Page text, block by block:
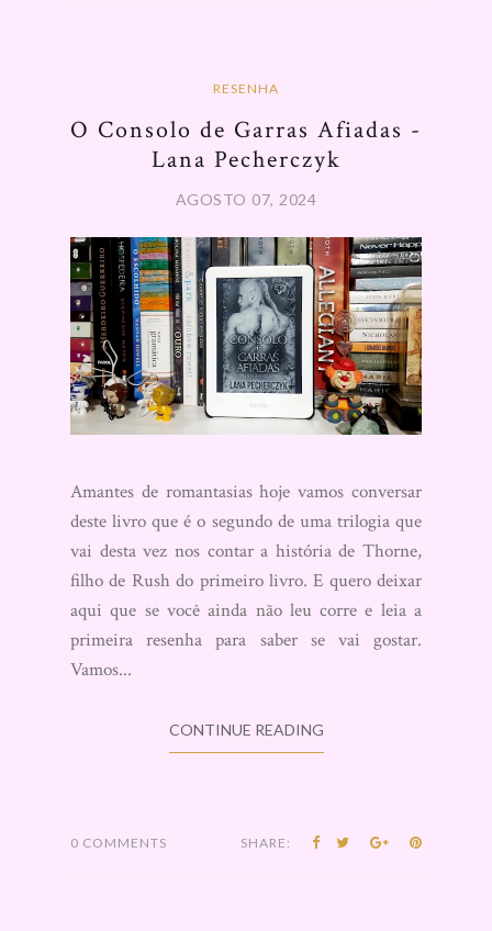
RESENHA
O Consolo de Garras Afiadas -
Lana Pecherczyk
AGOSTO 07, 2024
Amantes de romantasias hoje vamos conversar
deste livro que é o segundo de uma trilogia que
vai desta vez nos contar a história de Thorne,
filho de Rush do primeiro livro. E quero deixar
aqui que se você ainda não leu corre e leia a
primeira resenha para saber se vai gostar.
Vamos...
CONTINUE READING
0 COMMENTS SHARE: